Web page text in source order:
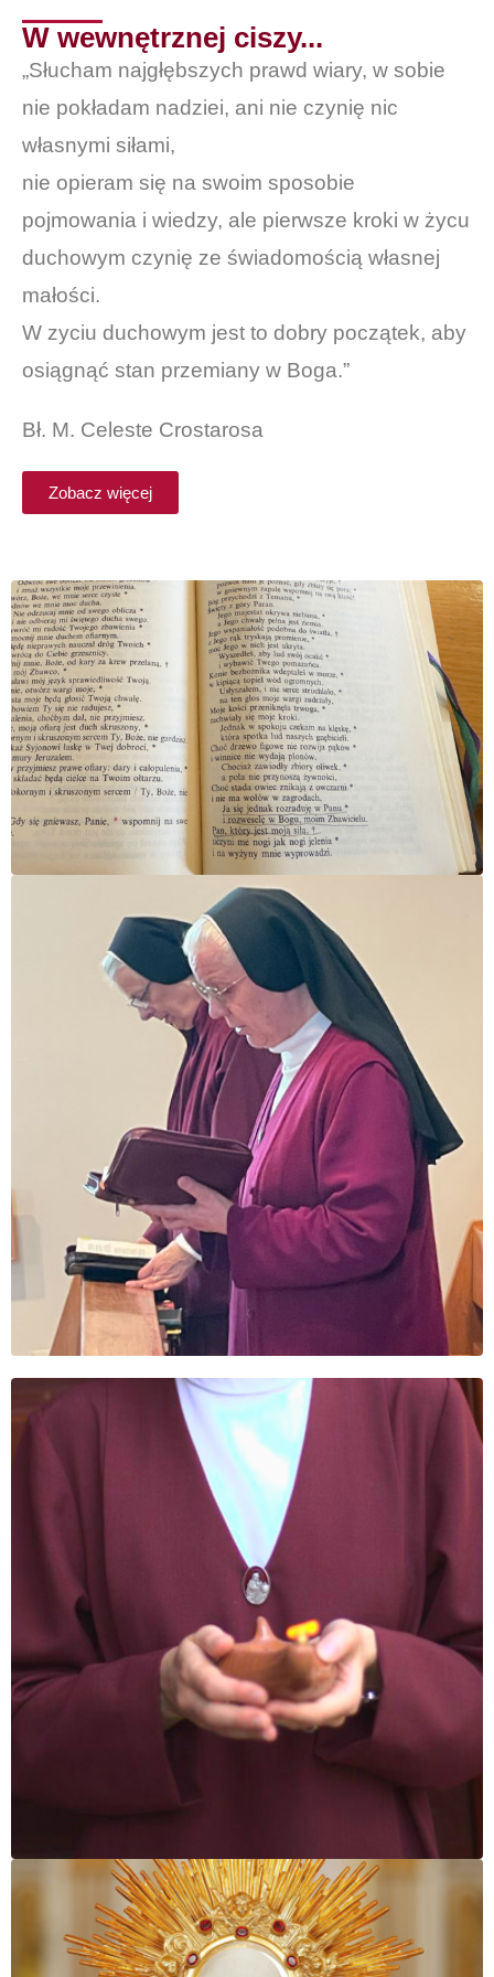
W wewnętrznej ciszy...
„Słucham najgłębszych prawd wiary, w sobie
nie pokładam nadziei, ani nie czynię nic
własnymi siłami,
nie opieram się na swoim sposobie
pojmowania i wiedzy, ale pierwsze kroki w życu
duchowym czynię ze świadomością własnej
małości.
W zyciu duchowym jest to dobry początek, aby
osiągnąć stan przemiany w Boga.”
Bł. M. Celeste Crostarosa
Zobacz więcej